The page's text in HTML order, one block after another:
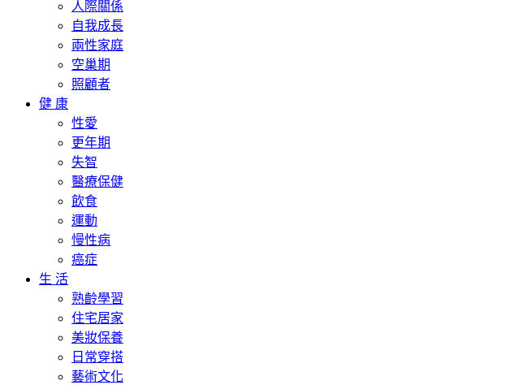
人際關係
自我成長
兩性家庭
空巢期
照顧者
健 康
性愛
更年期
失智
醫療保健
飲食
運動
慢性病
癌症
生 活
熟齡學習
住宅居家
美妝保養
日常穿搭
藝術文化